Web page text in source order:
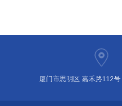
厦门市思明区 嘉禾路112